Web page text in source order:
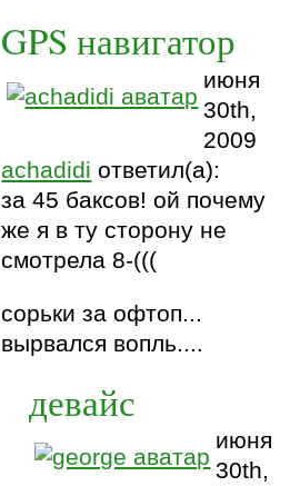
GPS навигатор
июня
30th,
2009
achadidi ответил(а):
за 45 баксов! ой почему
же я в ту сторону не
смотрела 8-(((
сорьки за офтоп...
вырвался вопль....
девайс
июня
30th,